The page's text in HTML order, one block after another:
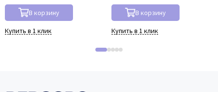
В корзину
Купить в 1 клик
В корзину
Купить в 1 клик